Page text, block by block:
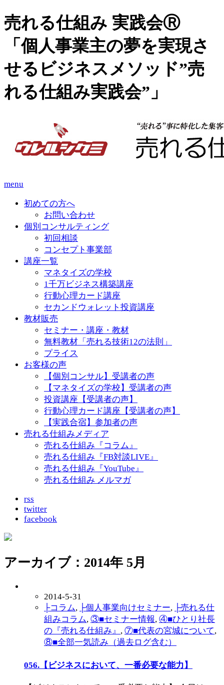
売れる仕組み 実践会Ⓡ
「個人事業主の夢を実現さ
せるビジネスメソッド”売
れる仕組み実践会”」
menu
初めての方へ
お問い合わせ
個別コンサルティング
初回相談
コンセプト事業部
講座一覧
マネタイズの学校
1千万ビジネス構築講座
行動心理カード講座
セカンドウォレット投資講座
教材販売
セミナー・講座・教材
無料教材「売れる技術12の法則」
プライス
お客様の声
【個別コンサル】受講者の声
【マネタイズの学校】受講者の声
投資講座【受講者の声】
行動心理カード講座【受講者の声】
【実践合宿】参加者の声
売れる仕組みメディア
売れる仕組み『コラム』
売れる仕組み『FB対談LIVE』
売れる仕組み『YouTube』
売れる仕組み メルマガ
rss
twitter
facebook
アーカイブ：2014年 5月
2014-5-31
├コラム, ├個人事業向けセミナー, ├売れる仕
組みコラム, ③■セミナー情報, ④■ひとり社長
の『売れる仕組み』 , ⑦■代表の宮城について,
⑧■全部一気読み（過去ログ含む）
056.【ビジネスにおいて、一番必要な能力】